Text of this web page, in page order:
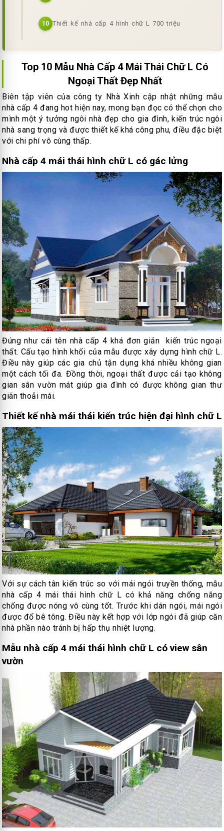
10 Thiết kế nhà cấp 4 hình chữ L 700 triệu
Top 10 Mẫu Nhà Cấp 4 Mái Thái Chữ L Có
Ngoại Thất Đẹp Nhất
Biên tập viên của công ty Nhà Xinh cập nhật những mẫu
nhà cấp 4 đang hot hiện nay, mong bạn đọc có thể chọn cho
mình một ý tưởng ngôi nhà đẹp cho gia đình, kiến trúc ngôi
nhà sang trọng và được thiết kế khá công phu, điều đặc biệt
với chi phí vô cùng thấp.
Nhà cấp 4 mái thái hình chữ L có gác lửng
Đúng như cái tên nhà cấp 4 khá đơn giản kiến trúc ngoại
thất. Cấu tạo hình khối của mẫu được xây dựng hình chữ L.
Điều này giúp các gia chủ tận dụng khá nhiều không gian
một cách tối đa. Đồng thời, ngoại thất được cải tạo không
gian sân vườn mát giúp gia đình có được không gian thư
giãn thoải mái.
Thiết kế nhà mái thái kiến trúc hiện đại hình chữ L
Với sự cách tân kiến trúc so với mái ngói truyền thống, mẫu
nhà cấp 4 mái thái hình chữ L có khả năng chống nắng
chống được nóng vô cùng tốt. Trước khi dán ngói, mái ngói
được đổ bê tông. Điều này kết hợp với lớp ngói đã giúp căn
nhà phần nào tránh bị hấp thụ nhiệt lượng.
Mẫu nhà cấp 4 mái thái hình chữ L có view sân
vườn